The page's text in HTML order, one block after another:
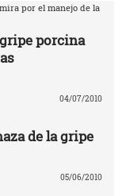
por el manejo de la
porcina
04/07/2010
de la gripe
05/06/2010